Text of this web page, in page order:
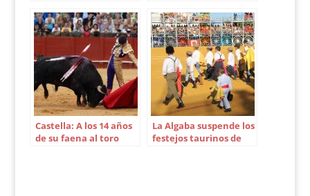
Castella: A los 14 años
de su faena al toro
La Algaba suspende los
festejos taurinos de